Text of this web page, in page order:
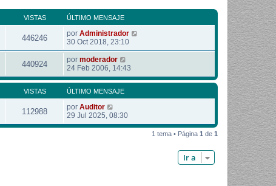
VISTAS ÚLTIMO MENSAJE
446246 por Administrador
30 Oct 2018, 23:10
440924 por moderador
24 Feb 2006, 14:43
VISTAS ÚLTIMO MENSAJE
112988 por Auditor
29 Jul 2025, 08:30
1 tema • Página 1 de 1
Ir a